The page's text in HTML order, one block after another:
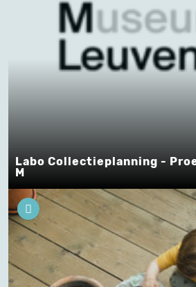
Labo Collectieplanning -
M